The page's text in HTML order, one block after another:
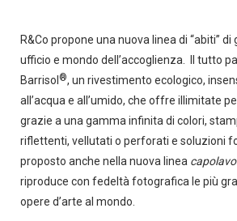
R&Co propone una nuova linea di “abiti”
ufficio e mondo dell’accoglienza.
Il tutto
Barrisol ®, un rivestimento ecologico,
all’acqua e all’umido, che offre illimitate
grazie a una gamma infinita di colori,
riflettenti, vellutati o perforati e soluzioni
proposto anche nella nuova linea
riproduce con fedeltà fotografica le più
opere d’arte al mondo.